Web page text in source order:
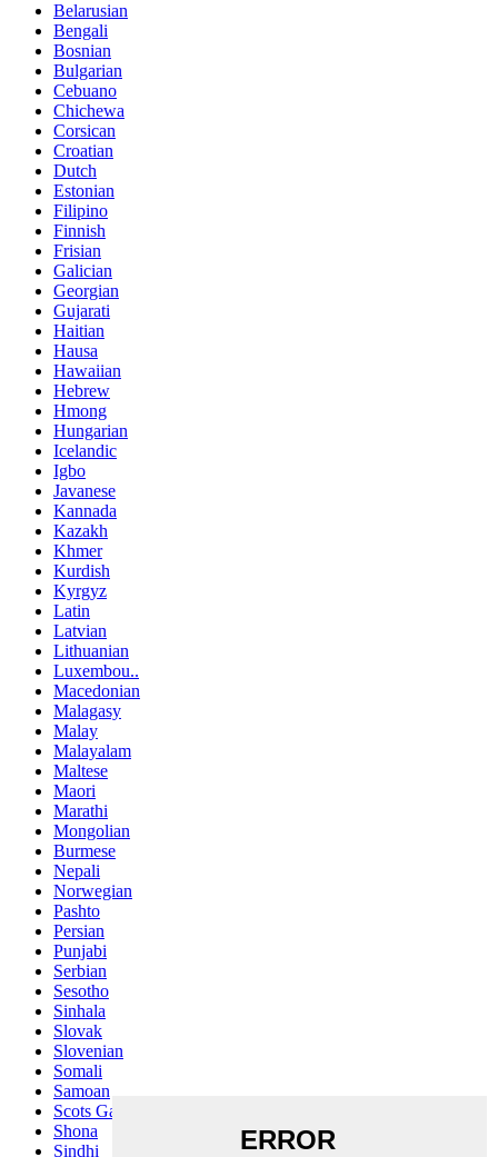
Belarusian
Bengali
Bosnian
Bulgarian
Cebuano
Chichewa
Corsican
Croatian
Dutch
Estonian
Filipino
Finnish
Frisian
Galician
Georgian
Gujarati
Haitian
Hausa
Hawaiian
Hebrew
Hmong
Hungarian
Icelandic
Igbo
Javanese
Kannada
Kazakh
Khmer
Kurdish
Kyrgyz
Latin
Latvian
Lithuanian
Luxembou..
Macedonian
Malagasy
Malay
Malayalam
Maltese
Maori
Marathi
Mongolian
Burmese
Nepali
Norwegian
Pashto
Persian
Punjabi
Serbian
Sesotho
Sinhala
Slovak
Slovenian
Somali
Samoan
Scots Gaelic
Shona
Sindhi